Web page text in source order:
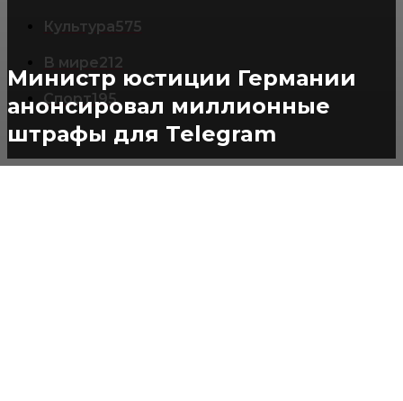
Министр юстиции Германии
анонсировал миллионные
штрафы для Telegram
Культура575
В мире212
Спорт195